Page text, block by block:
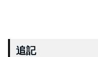
追記